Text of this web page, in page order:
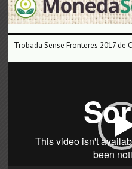
Trobada Sense Fronteres 2017 de